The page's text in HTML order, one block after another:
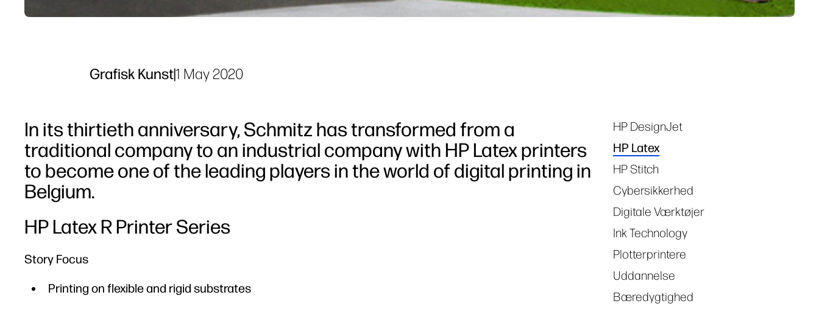
Grafisk Kunst|1 May 2020
In its thirtieth anniversary, Schmitz has transformed from a
traditional company to an industrial company with HP Latex printers
to become one of the leading players in the world of digital printing in
Belgium.
HP Latex R Printer Series
Story Focus
Printing on flexible and rigid substrates
Tags
HP DesignJet
HP Latex
HP Stitch
Cybersikkerhed
Digitale Værktøjer
Ink Technology
Plotterprintere
Uddannelse
Bæredygtighed